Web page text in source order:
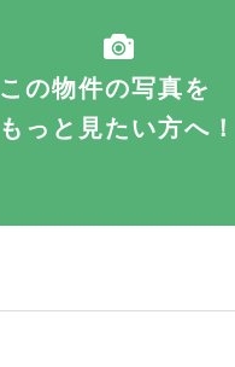
この物件の写真を
もっと見たい方へ！